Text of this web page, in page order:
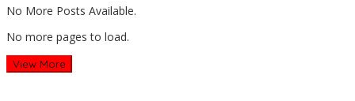
No More Posts Available.
No more pages to load.
View More